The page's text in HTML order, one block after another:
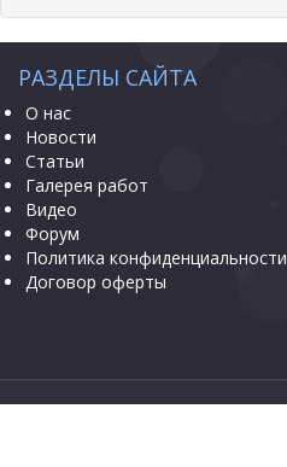
РАЗДЕЛЫ САЙТА
О нас
Новости
Статьи
Галерея работ
Видео
Форум
Политика конфиденциальности
Договор оферты